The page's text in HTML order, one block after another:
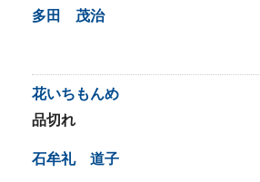
多田 茂治
花いちもんめ
品切れ
石牟礼 道子